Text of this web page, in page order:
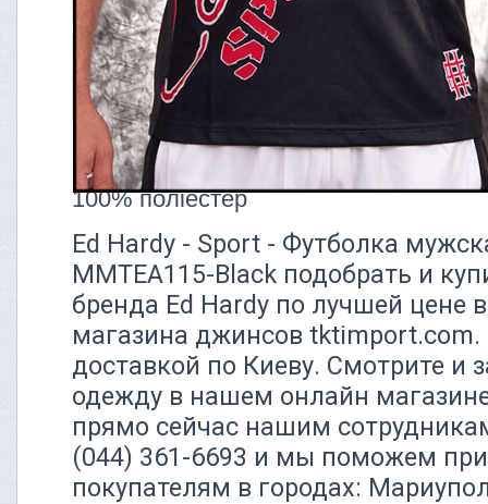
Склад:
100% поліестер
Ed Hardy - Sport - Футболка
MMTEA115-Black подобрать и
бренда Ed Hardy по лучшей цене
магазина джинсов
доставкой по Киеву. Смотрите и
одежду в нашем онлайн
прямо сейчас нашим
(044) 361-6693 и мы поможем
покупателям в городах: